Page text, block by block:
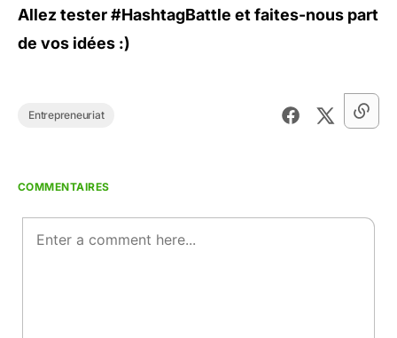
Allez tester#HashtagBattle et faites-nous part
de vos idées :)
Entrepreneuriat
COMMENTAIRES